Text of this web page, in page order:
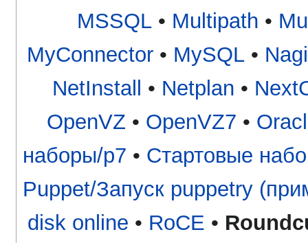
MSSQL • Multipath •
MyConnector • MySQL •
NetInstall
• Netplan •
OpenVZ • OpenVZ7 •
наборы/p7 • Стартовые
Puppet/Запуск puppetry
disk online • RoCE •